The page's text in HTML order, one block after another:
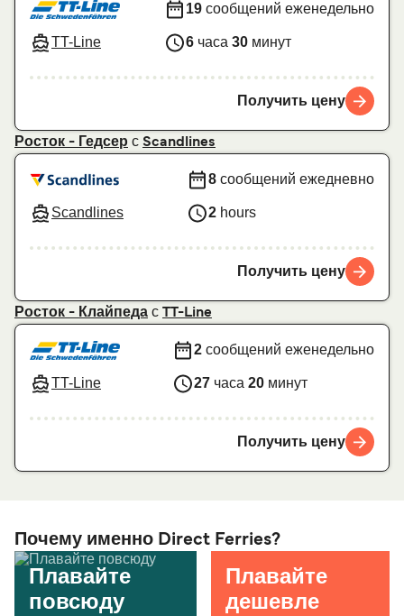
TT-Line
19 сообщений еженедельно
6 часа 30 минут
Получить цену
Росток - Гедсер с Scandlines
Scandlines
8 сообщений ежедневно
2 hours
Получить цену
Росток - Клайпеда с TT-Line
TT-Line
2 сообщений еженедельно
27 часа 20 минут
Получить цену
Почему именно Direct Ferries?
Плавайте
повсюду
Плавайте
дешевле